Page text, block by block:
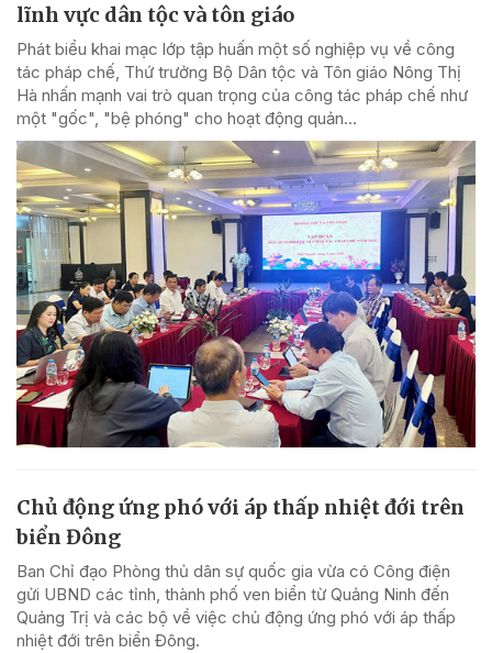
lĩnh vực dân tộc và tôn giáo
Phát biểu khai mạc lớp tập huấn một số nghiệp vụ về công
tác pháp chế, Thứ trưởng Bộ Dân tộc và Tôn giáo Nông Thị
Hà nhấn mạnh vai trò quan trọng của công tác pháp chế như
một "gốc", "bệ phóng" cho hoạt động quản...
Chủ động ứng phó với áp thấp nhiệt đới trên
biển Đông
Ban Chỉ đạo Phòng thủ dân sự quốc gia vừa có Công điện
gửi UBND các tỉnh, thành phố ven biển từ Quảng Ninh đến
Quảng Trị và các bộ về việc chủ động ứng phó với áp thấp
nhiệt đới trên biển Đông.